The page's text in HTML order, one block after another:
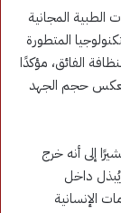
الطبية المجانية
المتطورة
الفائق، مؤكدًا
حجم الجهد
إلى أنه خرج
داخل
الإنسانية